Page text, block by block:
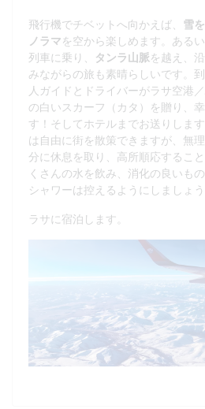
飛行機でチベットへ向かえば、 雪
ノラマを空から楽しめます。ある
列車に乗り、
タンラ山脈を越え、
みながらの旅も素晴らしいです。
人ガイドとドライバーがラサ空港
の白いスカーフ（カタ）を贈り、
す！そしてホテルまでお送りしま
は自由に街を散策できますが、無
分に休息を取り、高所順応するこ
くさんの水を飲み、消化の良いも
シャワーは控えるようにしましょう
ラサに宿泊します。